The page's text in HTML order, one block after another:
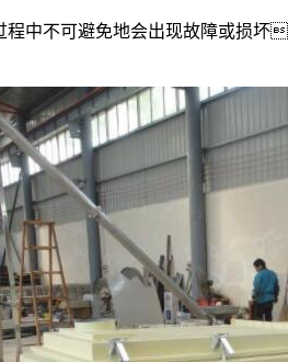
程中不可避免地会出现故障或